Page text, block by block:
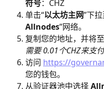
​符号：CHZ
单击“以太坊主网”下
Allnodes”网络。
复制您的地址，并将
需要 0.01个CHZ来支
访问 https://
您的钱包。
从验证器池中选择